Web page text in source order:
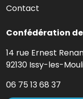
Contact
Confédération
14 rue Ernest
92130 Issy-les-
06 75 13 68 37